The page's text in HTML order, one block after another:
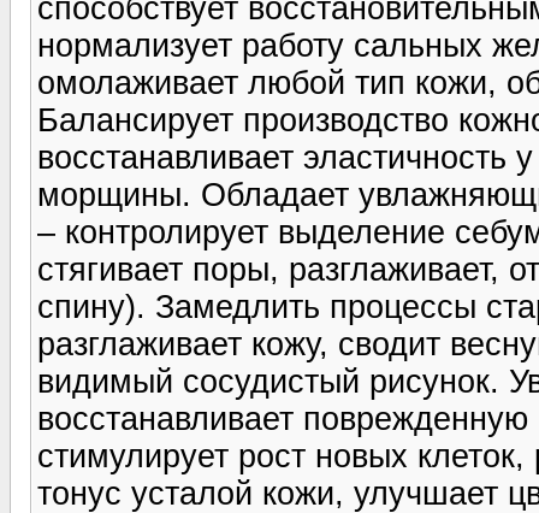
способствует
нормализует работу сальных
омолаживает любой тип кожи,
Балансирует производство
восстанавливает
морщины. Обладает
– контролирует выделение
стягивает поры, разглаживает,
спину). Замедлить процессы
разглаживает кожу, сводит
видимый сосудистый рисунок.
восстанавливает
стимулирует рост новых
тонус усталой кожи, улучшает